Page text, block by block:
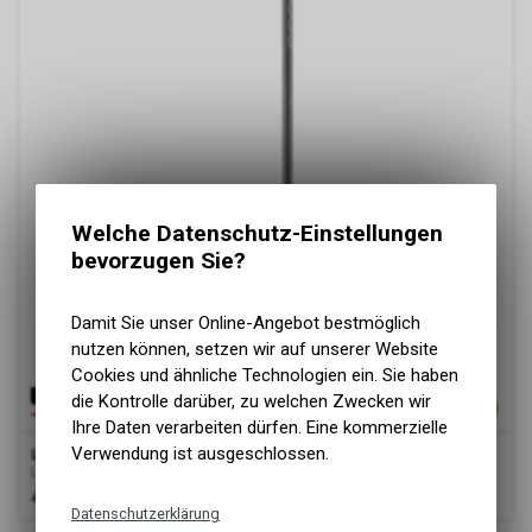
Leki
Bliss, metal/weiß/r.gold
49.90
Welche Datenschutz-Einstellungen
bevorzugen Sie?
Damit Sie unser Online-Angebot bestmöglich
nutzen können, setzen wir auf unserer Website
Cookies und ähnliche Technologien ein. Sie haben
die Kontrolle darüber, zu welchen Zwecken wir
Ihre Daten verarbeiten dürfen. Eine kommerzielle
Verwendung ist ausgeschlossen.
Datenschutzerklärung